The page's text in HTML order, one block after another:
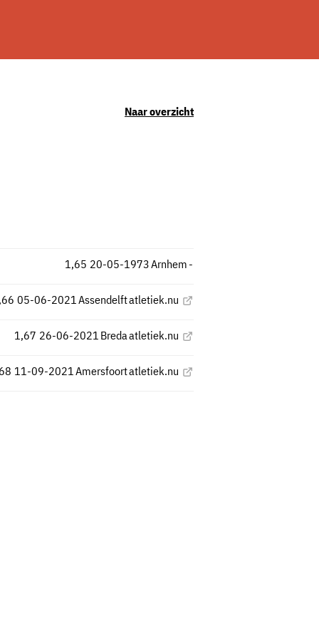
Naar overzicht
Arnhem
1,65 -
20-05-1973
Assendelftatletiek.nu
05-06-2021
Breda
1,67 atletiek.nu
26-06-2021
Amersfoortatletiek.nu
11-09-2021